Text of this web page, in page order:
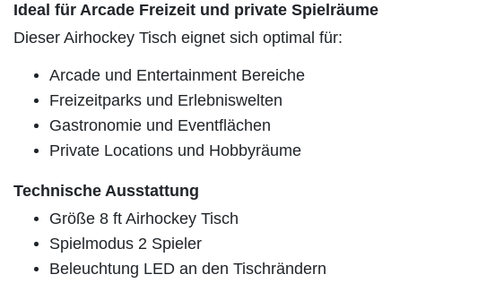
Ideal für Arcade Freizeit und private Spielräume
Dieser Airhockey Tisch eignet sich optimal für:
Arcade und Entertainment Bereiche
Freizeitparks und Erlebniswelten
Gastronomie und Eventflächen
Private Locations und Hobbyräume
Technische Ausstattung
Größe 8 ft Airhockey Tisch
Spielmodus 2 Spieler
Beleuchtung LED an den Tischrändern